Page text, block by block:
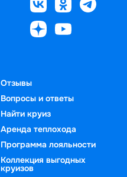
Отзывы
Вопросы и ответы
Найти круиз
Аренда теплохода
Программа лояльности
Коллекция выгодных
круизов